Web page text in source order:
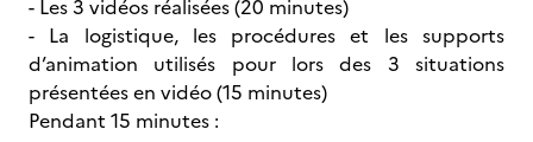
- Les 3 vidéos réalisées (20 minutes)
- La logistique, les procédures et les supports
d’animation utilisés pour lors des 3 situations
présentées en vidéo (15 minutes)
Pendant 15 minutes :